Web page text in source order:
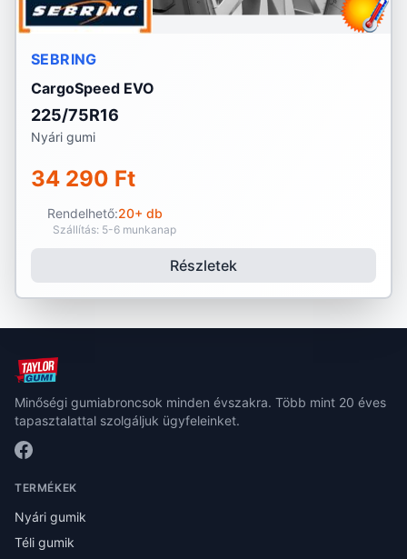
SEBRING
CargoSpeed EVO
225/75R16
Nyári gumi
34 290 Ft
Rendelhető:20+ db
Szállítás: 5-6 munkanap
Részletek
Minőségi gumiabroncsok minden évszakra. Több mint 20 éves
tapasztalattal szolgáljuk ügyfeleinket.
TERMÉKEK
Nyári gumik
Téli gumik